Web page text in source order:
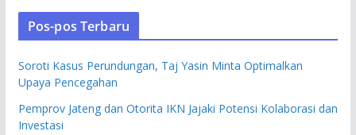
Pos-pos Terbaru
Soroti Kasus Perundungan, Taj Yasin Minta Optimalkan
Upaya Pencegahan
Pemprov Jateng dan Otorita IKN Jajaki Potensi Kolaborasi dan
Investasi